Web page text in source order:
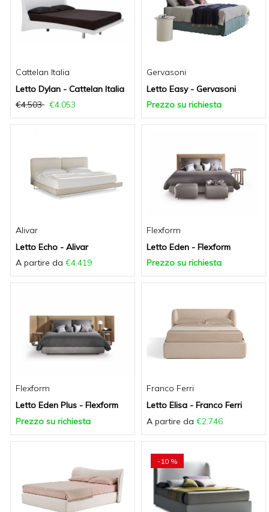
Cattelan Italia
Letto Dylan - Cattelan Italia
€4.503
€4.053
Gervasoni
Letto Easy - Gervasoni
Prezzo su richiesta
Alivar
Letto Echo - Alivar
A partire da €4.419
Flexform
Letto Eden - Flexform
Prezzo su richiesta
Flexform
Letto Eden Plus - Flexform
Prezzo su richiesta
Franco Ferri
Letto Elisa - Franco Ferri
A partire da €2.746
-10 %